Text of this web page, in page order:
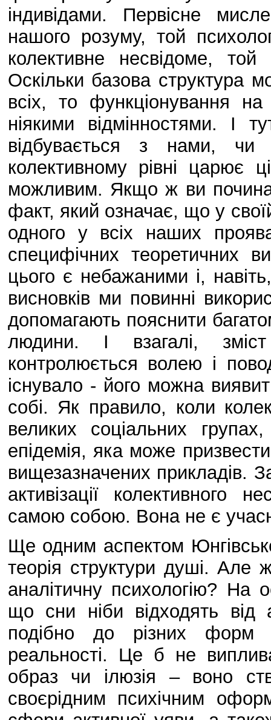
індивідами. Первісне
нашого розуму, той
колективне несвідоме,
Оскільки базова структура
всіх, то функціонування
ніякими відмінностями. І
відбувається з нами,
колективному рівні царює
можливим. Якщо ж ви
факт, який означає, що у
одного у всіх наших
специфічних теоретичних
цього є небажаними і,
висновків ми повинні
допомагають пояснити
людини. І взагалі,
контролюється волею і
існувало - його можна
собі. Як правило, коли
великих соціальних
епідемія, яка може
вищезазначених прикладів.
активізації колективного
самою собою. Вона не є
Ще одним аспектом
теорія структури душі. Але
аналітичну психологію? На
що сни ніби відходять від
подібно до різних форм
реальності. Це б не
образ чи ілюзія – воно
своєрідним психічним